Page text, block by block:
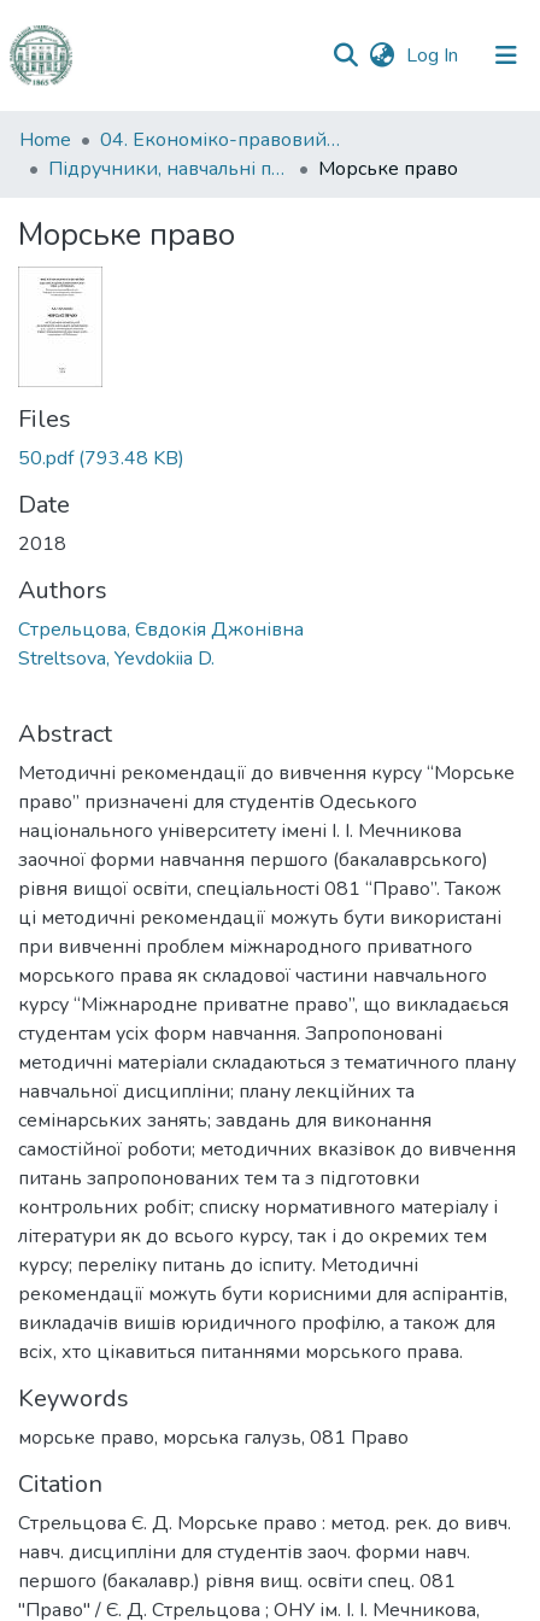
Log In (current)
Communities
&
All of DSpace
Statistics
Home
04. Економіко-правовий факультет
Підручники, навчальні посібники та інші науково- та навчально-методичні праці ЕПФ
Морське право
Морське право
Files
50.pdf(793.48 KB)
Date
2018
Authors
Стрельцова, Євдокія Джонівна
Streltsova, Yevdokiia D.
Abstract
Методичні рекомендації до вивчення курсу “Морське
право” призначені для студентів Одеського
національного університету імені І. І. Мечникова
заочної форми навчання першого (бакалаврського)
рівня вищої освіти, спеціальності 081 “Право”. Також
ці методичні рекомендації можуть бути використані
при вивченні проблем міжнародного приватного
морського права як складової частини навчального
курсу “Міжнародне приватне право”, що викладаєься
студентам усіх форм навчання. Запропоновані
методичні матеріали складаються з тематичного плану
навчальної дисципліни; плану лекційних та
семінарських занять; завдань для виконання
самостійної роботи; методичних вказівок до вивчення
питань запропонованих тем та з підготовки
контрольних робіт; списку нормативного матеріалу і
літератури як до всього курсу, так і до окремих тем
курсу; переліку питань до іспиту. Методичні
рекомендації можуть бути корисними для аспірантів,
викладачів вишів юридичного профілю, а також для
всіх, хто цікавиться питаннями морського права.
Keywords
морське право, морська галузь, 081 Право
Citation
Стрельцова Є. Д. Морське право : метод. рек. до вивч.
навч. дисципліни для студентів заоч. форми навч.
першого (бакалавр.) рівня вищ. освіти спец. 081
"Право" / Є. Д. Стрельцова ; ОНУ ім. І. І. Мечникова,